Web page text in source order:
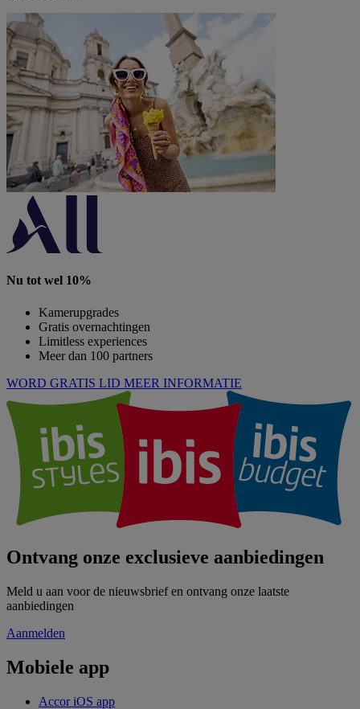
Nu tot wel 10%
Kamerupgrades
Gratis overnachtingen
Limitless experiences
Meer dan 100 partners
WORD GRATIS LID MEER INFORMATIE
Ontvang onze exclusieve aanbiedingen
Meld u aan voor de nieuwsbrief en ontvang onze laatste
aanbiedingen
Aanmelden
Mobiele app
Accor iOS app